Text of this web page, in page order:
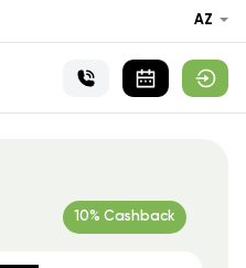
AZ
10% Cashback